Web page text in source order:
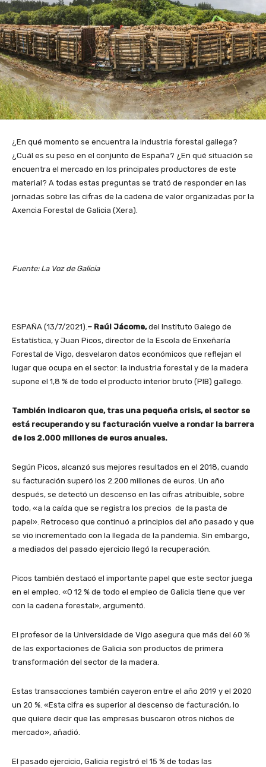
¿En qué momento se encuentra la industria forestal gallega?
¿Cuál es su peso en el conjunto de España? ¿En qué situación se
encuentra el mercado en los principales productores de este
material? A todas estas preguntas se trató de responder en las
jornadas sobre las cifras de la cadena de valor organizadas por la
Axencia Forestal de Galicia (Xera).
Fuente: La Voz de Galicia
ESPAÑA (13/7/2021).– Raúl Jácome,del Instituto Galego de
Estatística, y Juan Picos, director de la Escola de Enxeñaría
Forestal de Vigo, desvelaron datos económicos que reflejan el
lugar que ocupa en el sector: la industria forestal y de la madera
supone el 1,8 % de todo el producto interior bruto (PIB) gallego.
También indicaron que, tras una pequeña crisis, el sector se
está recuperando y su facturación vuelve a rondar la barrera
de los 2.000 millones de euros anuales.
Según Picos, alcanzó sus mejores resultados en el 2018, cuando
su facturación superó los 2.200 millones de euros. Un año
después, se detectó un descenso en las cifras atribuible, sobre
todo, «a la caída que se registra los precios de la pasta de
papel». Retroceso que continuó a principios del año pasado y que
se vio incrementado con la llegada de la pandemia. Sin embargo,
a mediados del pasado ejercicio llegó la recuperación.
Picos también destacó el importante papel que este sector juega
en el empleo. «O 12 % de todo el empleo de Galicia tiene que ver
con la cadena forestal», argumentó.
El profesor de la Universidade de Vigo asegura que más del 60 %
de las exportaciones de Galicia son productos de primera
transformación del sector de la madera.
Estas transacciones también cayeron entre el año 2019 y el 2020
un 20 %. «Esta cifra es superior al descenso de facturación, lo
que quiere decir que las empresas buscaron otros nichos de
mercado», añadió.
El pasado ejercicio, Galicia registró el 15 % de todas las